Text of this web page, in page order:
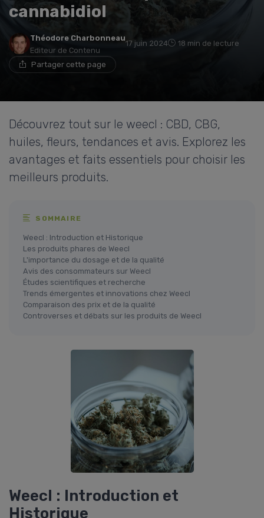
cannabidiol
Théodore Charbonneau
Editeur de Contenu
17 juin 2024 18 min de lecture
Partager cette page
Découvrez tout sur le weecl : CBD, CBG,
huiles, fleurs, tendances et avis. Explorez les
avantages et faits essentiels pour choisir les
meilleurs produits.
SOMMAIRE
Weecl : Introduction et Historique
Les produits phares de Weecl
L'importance du dosage et de la qualité
Avis des consommateurs sur Weecl
Études scientifiques et recherche
Trends émergentes et innovations chez Weecl
Comparaison des prix et de la qualité
Controverses et débats sur les produits de Weecl
Weecl : Introduction et
Historique